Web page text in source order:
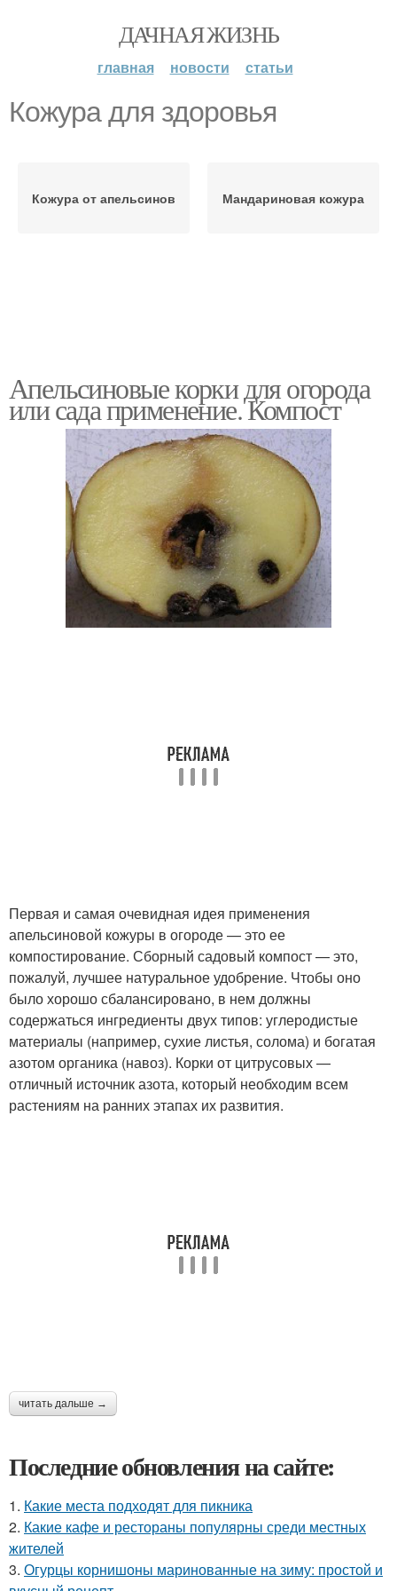
ДАЧНАЯ ЖИЗНЬ
главная новости статьи
Кожура для здоровья
Кожура от апельсинов Мандариновая кожура
Апельсиновые корки для огорода
или сада применение. Компост
Первая и самая очевидная идея применения
апельсиновой кожуры в огороде — это ее
компостирование. Сборный садовый компост — это,
пожалуй, лучшее натуральное удобрение. Чтобы оно
было хорошо сбалансировано, в нем должны
содержаться ингредиенты двух типов: углеродистые
материалы (например, сухие листья, солома) и богатая
азотом органика (навоз). Корки от цитрусовых —
отличный источник азота, который необходим всем
растениям на ранних этапах их развития.
читать дальше →
Последние обновления на сайте:
1. Какие места подходят для пикника
2. Какие кафе и рестораны популярны среди местных
жителей
3. Огурцы корнишоны маринованные на зиму: простой и